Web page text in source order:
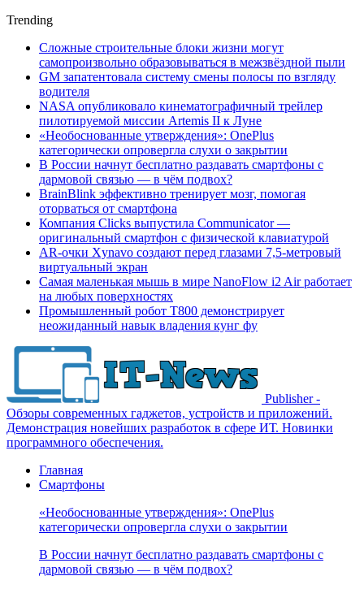
Trending
Сложные строительные блоки жизни могут
самопроизвольно образовываться в межзвёздной пыли
GM запатентовала систему смены полосы по взгляду
водителя
NASA опубликовало кинематографичный трейлер
пилотируемой миссии Artemis II к Луне
«Необоснованные утверждения»: OnePlus
категорически опровергла слухи о закрытии
В России начнут бесплатно раздавать смартфоны с
дармовой связью — в чём подвох?
BrainBlink эффективно тренирует мозг, помогая
оторваться от смартфона
Компания Clicks выпустила Communicator —
оригинальный смартфон с физической клавиатурой
AR-очки Xynavo создают перед глазами 7,5-метровый
виртуальный экран
Самая маленькая мышь в мире NanoFlow i2 Air работает
на любых поверхностях
Промышленный робот Т800 демонстрирует
неожиданный навык владения кунг фу
Publisher -
Обзоры современных гаджетов, устройств и приложений.
Демонстрация новейших разработок в сфере ИТ. Новинки
программного обеспечения.
Главная
Смартфоны
«Необоснованные утверждения»: OnePlus
категорически опровергла слухи о закрытии
В России начнут бесплатно раздавать смартфоны с
дармовой связью — в чём подвох?